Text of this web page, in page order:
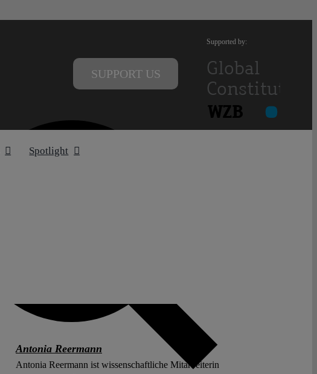
SUPPORT US
Supported by:
Spotlight
Antonia Reermann
Antonia Reermann ist wissenschaftliche Mitarbeiterin